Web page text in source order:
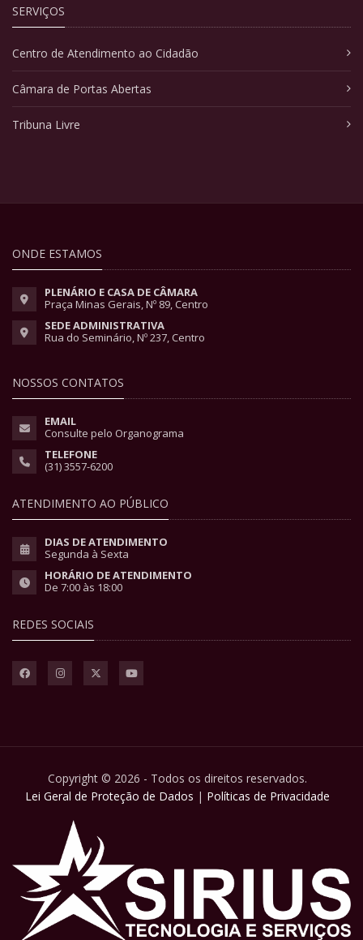
SERVIÇOS
Centro de Atendimento ao Cidadão
Câmara de Portas Abertas
Tribuna Livre
ONDE ESTAMOS
PLENÁRIO E CASA DE CÂMARA
Praça Minas Gerais, Nº 89, Centro
SEDE ADMINISTRATIVA
Rua do Seminário, Nº 237, Centro
NOSSOS CONTATOS
EMAIL
Consulte pelo Organograma
TELEFONE
(31) 3557-6200
ATENDIMENTO AO PÚBLICO
DIAS DE ATENDIMENTO
Segunda à Sexta
HORÁRIO DE ATENDIMENTO
De 7:00 às 18:00
REDES SOCIAIS
Copyright © 2026 - Todos os direitos reservados.
Lei Geral de Proteção de Dados | Políticas de Privacidade